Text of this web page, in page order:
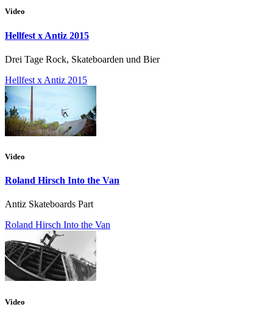
Video
Hellfest x Antiz 2015
Drei Tage Rock, Skateboarden und Bier
Hellfest x Antiz 2015
Video
Roland Hirsch Into the Van
Antiz Skateboards Part
Roland Hirsch Into the Van
Video